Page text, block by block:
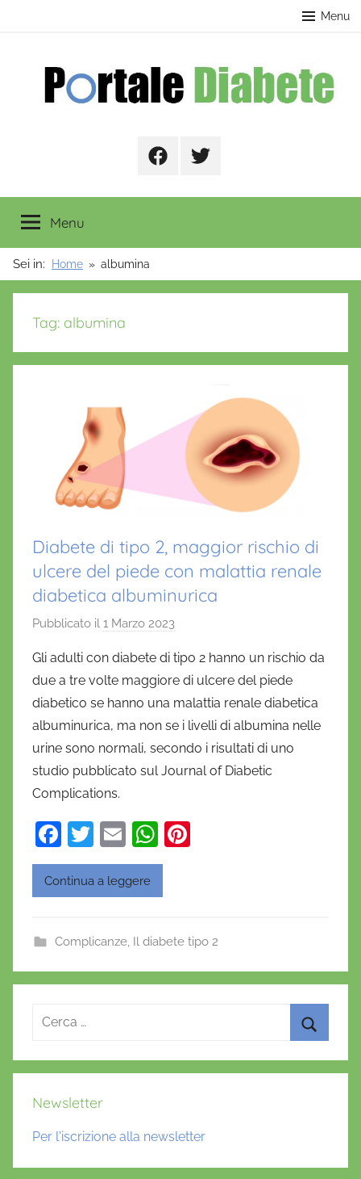
Menu
FacebookTwitter
Menu
Sei in: Home albumina
Tag: albumina
Diabete di tipo 2, maggior rischio di
ulcere del piede con malattia renale
diabetica albuminurica
Pubblicato il 1 Marzo 2023
D
a
n
i
e
l
'
r
Gli adulti con diabete di tipo 2 hanno un rischio da
due a tre volte maggiore di ulcere del piede
diabetico se hanno una malattia renale diabetica
albuminurica, ma non se i livelli di albumina nelle
urine sono normali, secondo i risultati di uno
studio pubblicato sul Journal of Diabetic
Complications.
F
a
c
b
o
o
k
T
w
itt
E
m
ai
W
h
A
p
p
st
Continua a leggere
Complicanze, Il diabete tipo 2
Ricerca
Newsletter
Per l'iscrizione alla newsletter